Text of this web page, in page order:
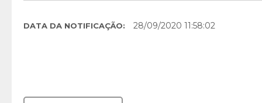
DATA DA NOTIFICAÇÃO: 28/09/2020 11:58:02